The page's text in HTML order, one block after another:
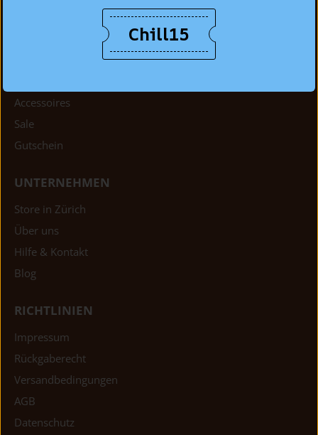
Accessoires
Sale
Gutschein
UNTERNEHMEN
Store in Zürich
Über uns
Hilfe & Kontakt
Blog
RICHTLINIEN
Impressum
Rückgaberecht
Versandbedingungen
AGB
Datenschutz
Chill15